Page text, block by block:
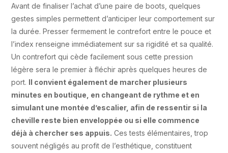
Avant de finaliser l’achat d’une paire de boots, quelques
gestes simples permettent d’anticiper leur comportement sur
la durée. Presser fermement le contrefort entre le pouce et
l’index renseigne immédiatement sur sa rigidité et sa qualité.
Un contrefort qui cède facilement sous cette pression
légère sera le premier à fléchir après quelques heures de
port. Il convient également de marcher plusieurs
minutes en boutique, en changeant de rythme et en
simulant une montée d’escalier, afin de ressentir si la
cheville reste bien enveloppée ou si elle commence
déjà à chercher ses appuis. Ces tests élémentaires, trop
souvent négligés au profit de l’esthétique, constituent